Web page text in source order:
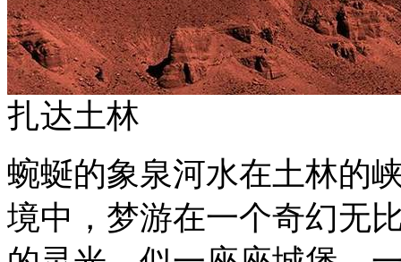
扎达土林
蜿蜒的象泉河水在土林的
境中，梦游在一个奇幻无